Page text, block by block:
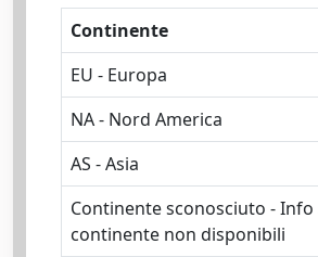
Continente
EU - Europa
NA - Nord America
AS - Asia
Continente sconosciuto - Info
continente non disponibili